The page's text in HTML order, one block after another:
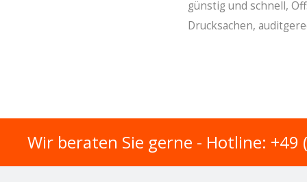
günstig und schnell,
Drucksachen,
Wir beraten Sie gerne - Hotline: +49